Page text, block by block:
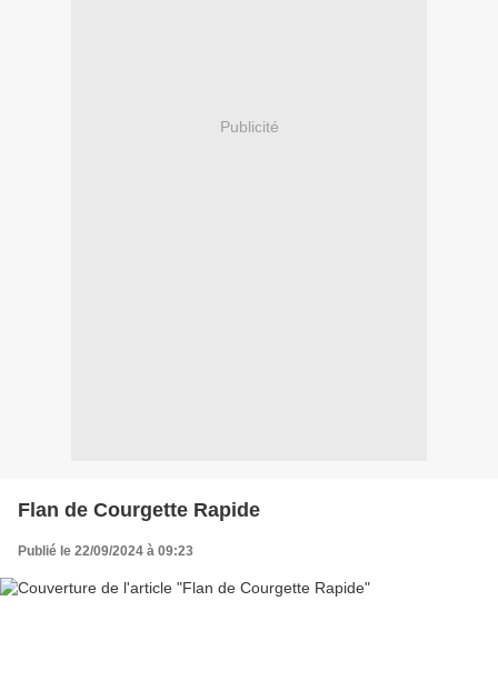
Publicité
Flan de Courgette Rapide
Publié le 22/09/2024 à 09:23